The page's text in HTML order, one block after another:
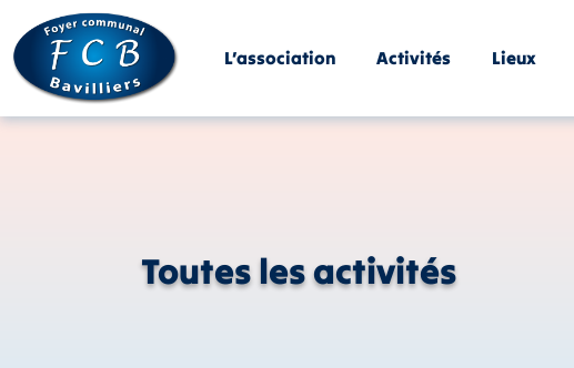
L’association Activités Lieux
Toutes les activités
Panneau de gestion des cookies